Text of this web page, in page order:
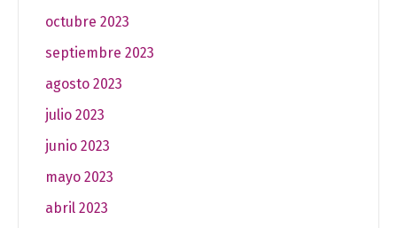
octubre 2023
septiembre 2023
agosto 2023
julio 2023
junio 2023
mayo 2023
abril 2023